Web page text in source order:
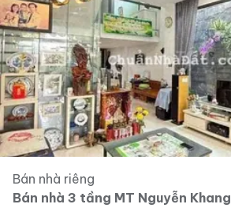
Bán nhà riêng
Bán nhà 3 tầng MT Nguyễn